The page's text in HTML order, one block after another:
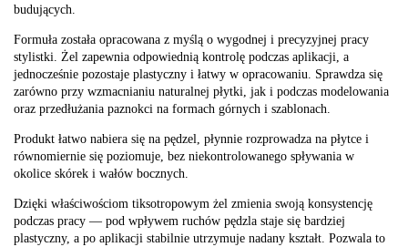
budujących.
Formuła została opracowana z myślą o wygodnej i precyzyjnej pracy
stylistki. Żel zapewnia odpowiednią kontrolę podczas aplikacji, a
jednocześnie pozostaje plastyczny i łatwy w opracowaniu. Sprawdza się
zarówno przy wzmacnianiu naturalnej płytki, jak i podczas modelowania
oraz przedłużania paznokci na formach górnych i szablonach.
Produkt łatwo nabiera się na pędzel, płynnie rozprowadza na płytce i
równomiernie się poziomuje, bez niekontrolowanego spływania w
okolice skórek i wałów bocznych.
Dzięki właściwościom tiksotropowym żel zmienia swoją konsystencję
podczas pracy — pod wpływem ruchów pędzla staje się bardziej
plastyczny, a po aplikacji stabilnie utrzymuje nadany kształt. Pozwala to